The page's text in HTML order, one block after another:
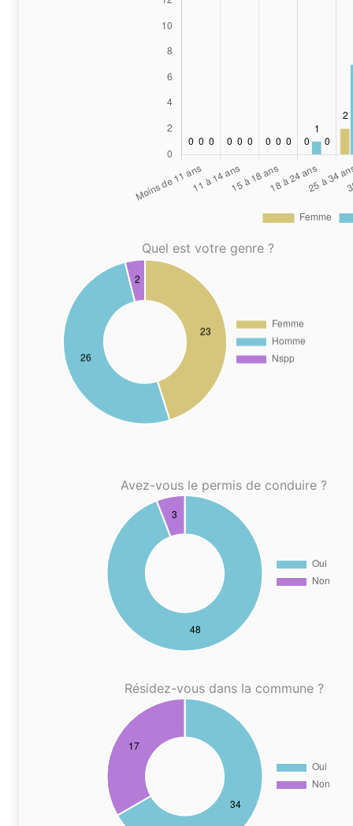
Quel est votre genre ?
Avez-vous le permis de conduire ?
Résidez-vous dans la commune ?